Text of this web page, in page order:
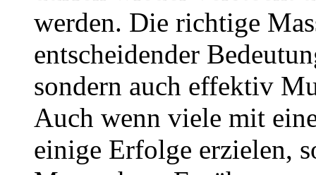
werden. Die richtige
entscheidender
sondern auch effektiv
Auch wenn viele mit
einige Erfolge erzielen,